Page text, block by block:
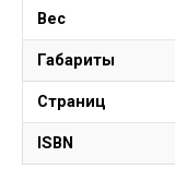
Вес
Габариты
Страниц
ISBN